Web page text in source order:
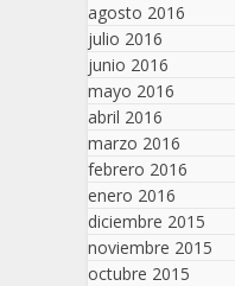
agosto 2016
julio 2016
junio 2016
mayo 2016
abril 2016
marzo 2016
febrero 2016
enero 2016
diciembre 2015
noviembre 2015
octubre 2015